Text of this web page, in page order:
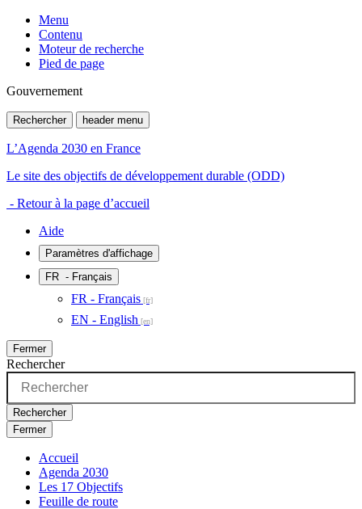
Menu
Contenu
Moteur de recherche
Pied de page
Gouvernement
Rechercher header menu
L’Agenda 2030 en France
Le site des objectifs de développement durable (ODD)
- Retour à la page d’accueil
Aide
Paramètres d'affichage
FR - Français
FR - Français
EN - English
Fermer
Rechercher
Rechercher
Fermer
Accueil
Agenda 2030
Les 17 Objectifs
Feuille de route